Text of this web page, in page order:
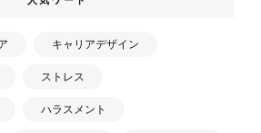
キャリアデザイン
ストレス
ハラスメント